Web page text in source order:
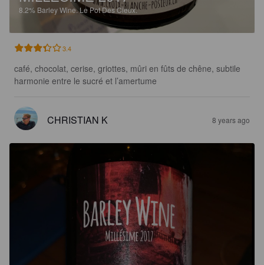
8.2% Barley Wine.Le Pot Des Cieux.
3.4
café, chocolat, cerise, griottes, mûri en fûts de chêne, subtile
harmonie entre le sucré et l’amertume
CHRISTIAN K 8 years ago